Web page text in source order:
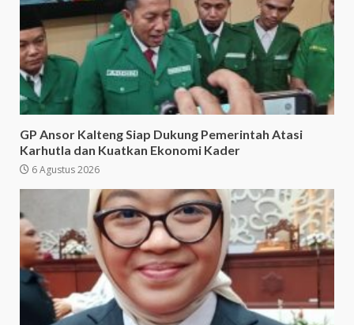
GP Ansor Kalteng Siap Dukung Pemerintah Atasi
Karhutla dan Kuatkan Ekonomi Kader
6 Agustus 2026